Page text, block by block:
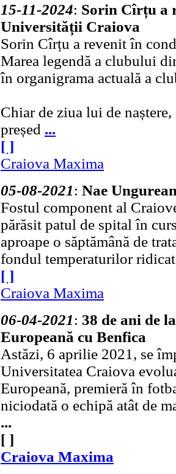
15-11-2024: Sorin Cîrțu a
Universității Craiova
Sorin Cîrțu a revenit în
Marea legendă a clubului
în organigrama actuală a
Chiar de ziua lui de
președ ...
[ ]
Craiova Maxima
05-08-2021: Nae
Fostul component al
părăsit patul de spital în
aproape o săptămână de
fondul temperaturilor
[ ]
Craiova Maxima
06-04-2021: 38 de ani de
Europeană cu Benfica
Astăzi, 6 aprilie 2021, se
Universitatea Craiova
Europeană, premieră în
niciodată o echipă atât de
...
[ ]
Craiova Maxima